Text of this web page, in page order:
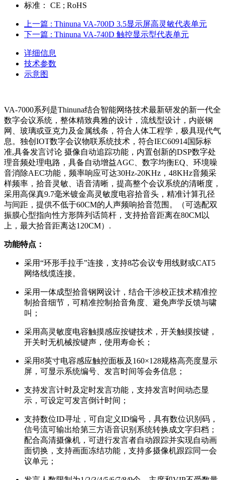
标准：
CE ; RoHS
上一篇 : Thinuna VA-700D 3.5显示屏高灵敏代表单元
下一篇 : Thinuna VA-740D 触控显示型代表单元
详细信息
技术参数
示意图
VA-7000系列是Thinuna结合智能网络技术最新研发的新一代全
数字会议系统，整体精致典雅的设计，流线型设计，内嵌钢
网、玻璃或亚克力及金属线条，符合人体工程学，极具现代气
息。独创IOT数字会议物联系统技术，符合IEC60914国际标
准,具备发言讨论 摄像自动追踪功能，内置创新的DSP数字处
理音频处理电路，具备自动增益AGC、数字均衡EQ、环境噪
音消除AEC功能，频率响应可达30Hz-20KHz，48KHz音频采
样频率，拾音灵敏、语音清晰，提高整个会议系统的清晰度，
采用高保真9.7毫米镀金高灵敏度电容拾音头，精准计算孔径
与间距，提供不低于60CM的人声频响拾音范围。（可选配双
振膜心型指向性方形阵列话筒杆，支持拾音距离在80CM以
上，最大拾音距离达120CM）.
功能特点：
采用“环形手拉手”连接，支持8芯会议专用线财或CAT5
网络线缆连接。
采用一体成型拾音钢网设计，结合干涉校正技术精准控
制拾音细节，可精准控制拾音角度、避免声学反馈与啸
叫；
采用高灵敏度电容触摸感应按键技术，开关触摸按键，
开关时无机械按键声，使用寿命长；
采用8英寸电容感应触控面板及160×128规格高亮度显示
屏，可显示系统编号、发言时间等会务信息；
支持发言计时及定时发言功能，支持发言时间动态显
示，可设定可发言倒计时间；
支持数位ID寻址，可自定义ID编号，具有数位识别码，
信号流可输出给第三方语音识别系统转换成文字归档；
配合高清摄像机，可进行发言者自动跟踪并实现自动画
面切换，支持画面冻结功能，支持多摄像机跟踪同一会
议单元；